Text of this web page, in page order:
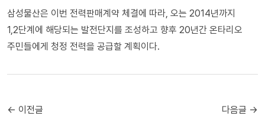
삼성물산은 이번 전력판매계약 체결에 따라, 오는 2014년까지
1,2단계에 해당되는 발전단지를 조성하고 향후 20년간 온타리오
주민들에게 청정 전력을 공급할 계획이다.
← 이전글 다음글 →